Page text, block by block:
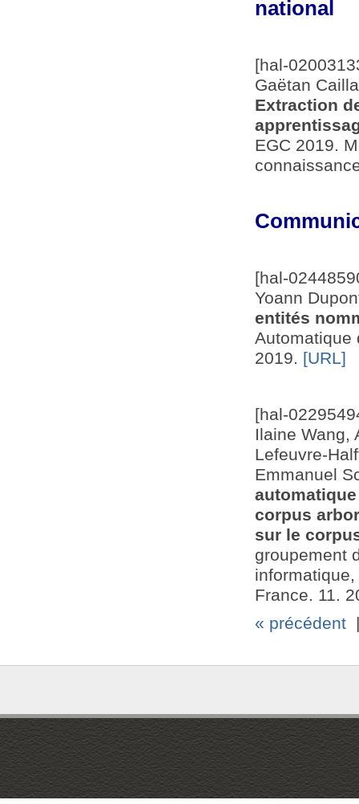
national
[hal-
Gaëtan
Extraction
EGC 2019.
[hal-
Yoann
entités
Automatique
2019. [URL]
[hal-
Ilaine Wang,
Lefeuvre-
Emmanuel
corpus
sur le
groupement
France. 11.
« précédent